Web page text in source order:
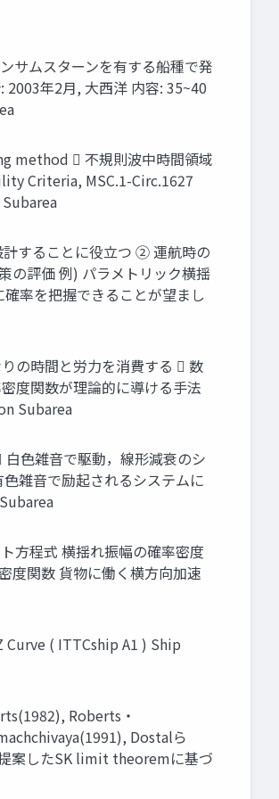
サムスターンを有する船種で発
年2⽉, ⼤⻄洋 内容: 35~40
method  不規則波中時間領域
Criteria, MSC.1-Circ.1627
することに役⽴つ ② 運航時の
の評価 例) パラメトリック横揺
率を把握できることが望まし
の時間と労⼒を消費する  数
度関数が理論的に導ける⼿法
Subarea
⾊雑⾳で駆動，線形減衰のシ
雑⾳で励起されるシステムに
⽅程式 横揺れ振幅の確率密度
度関数 貨物に働く横⽅向加速
( ITTCship A1 ) Ship
Roberts・
Dostalら
案したSK limit theoremに基づ